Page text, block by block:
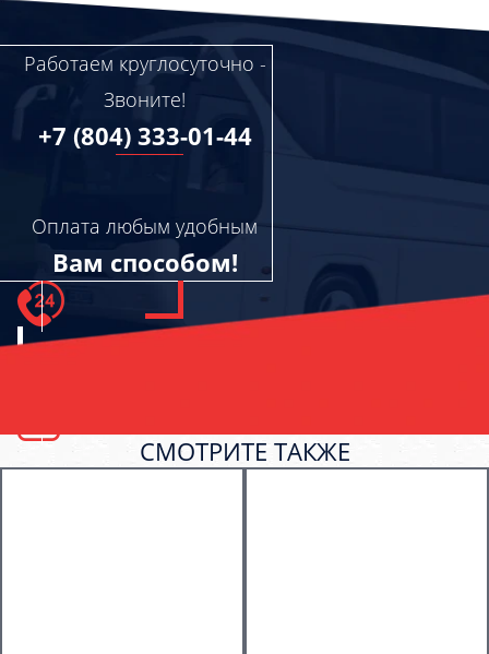
Работаем круглосуточно -
Звоните!
+7 (804) 333-01-44
Оплата любым удобным
Вам способом!
СМОТРИТЕ ТАКЖЕ